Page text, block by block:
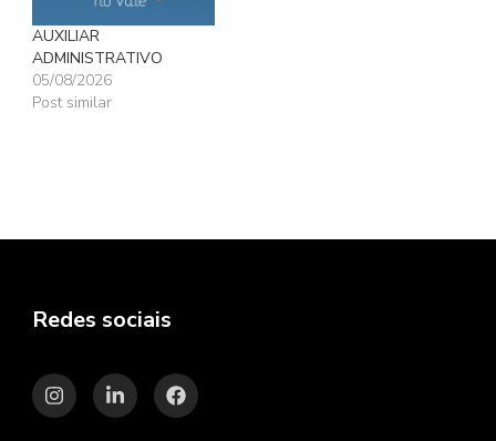
AUXILIAR
ADMINISTRATIVO
05/08/2026
Post similar
Redes sociais